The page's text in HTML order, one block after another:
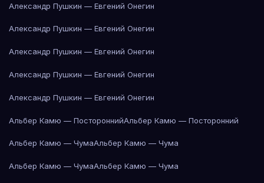
Александр Пушкин — Евгений Онегин
Александр Пушкин — Евгений Онегин
Александр Пушкин — Евгений Онегин
Александр Пушкин — Евгений Онегин
Александр Пушкин — Евгений Онегин
Альбер Камю — ПостороннийАльбер Камю — Посторонний
Альбер Камю — ЧумаАльбер Камю — Чума
Альбер Камю — ЧумаАльбер Камю — Чума